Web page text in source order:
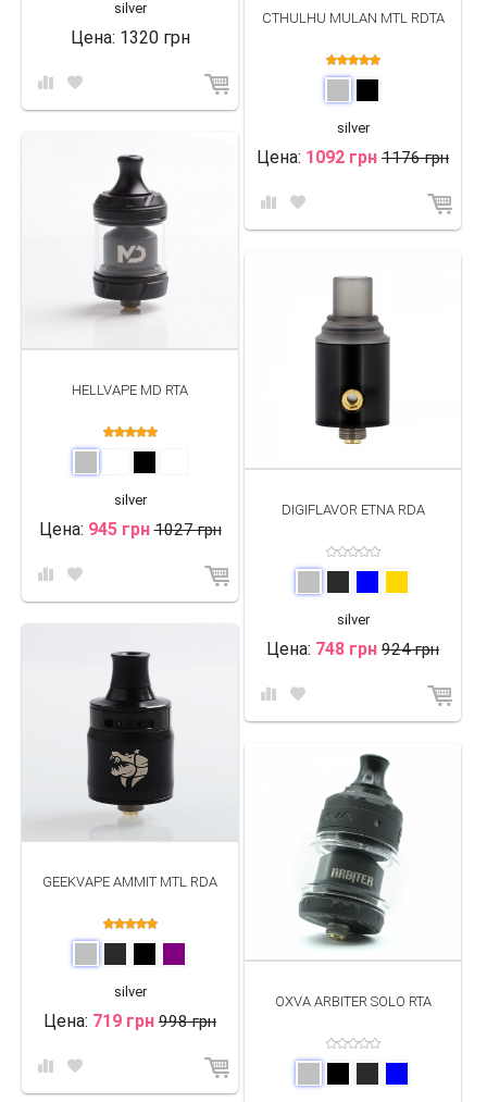
silver
Цена: 1320 грн
CTHULHU MULAN MTL RDTA
silver
Цена: 1092 грн 1176 грн
HELLVAPE MD RTA
silver
Цена: 945 грн 1027 грн
DIGIFLAVOR ETNA RDA
silver
Цена: 748 грн 924 грн
GEEKVAPE AMMIT MTL RDA
silver
Цена: 719 грн 998 грн
OXVA ARBITER SOLO RTA